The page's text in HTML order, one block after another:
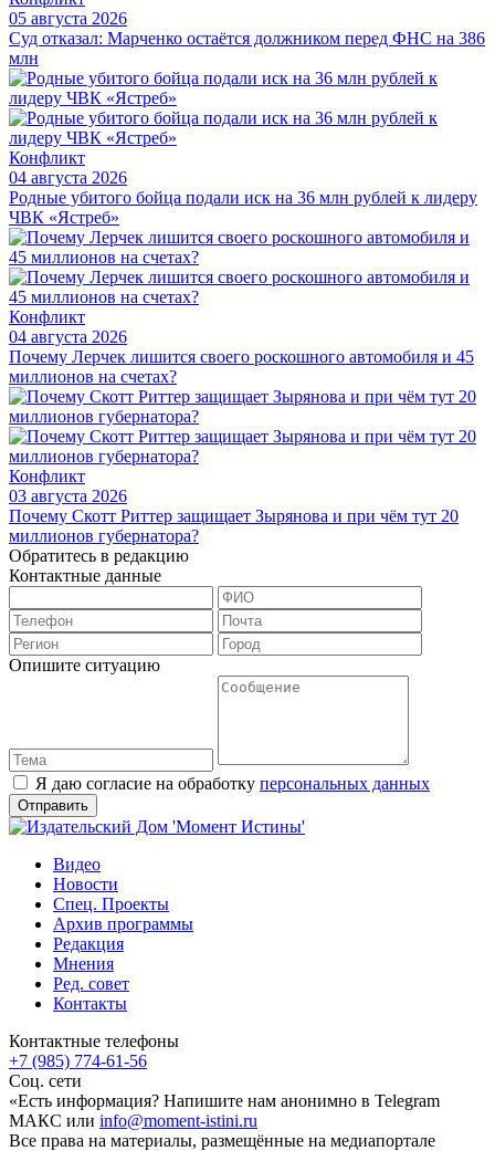
05 августа 2026
Суд отказал: Марченко остаётся должником перед ФНС на 386
млн
Конфликт
04 августа 2026
Родные убитого бойца подали иск на 36 млн рублей к лидеру
ЧВК «Ястреб»
Конфликт
04 августа 2026
Почему Лерчек лишится своего роскошного автомобиля и 45
миллионов на счетах?
Конфликт
03 августа 2026
Почему Скотт Риттер защищает Зырянова и при чём тут 20
миллионов губернатора?
Обратитесь в редакцию
Контактные данные
Опишите ситуацию
Я даю согласие на обработку персональных данных
Видео
Новости
Спец. Проекты
Архив программы
Редакция
Мнения
Ред. совет
Контакты
Контактные телефоны
+7 (985) 774-61-56
Соц. сети
«Есть информация? Напишите нам анонимно в Telegram
МАКС или info@moment-istini.ru
Все права на материалы, размещённые на медиапортале